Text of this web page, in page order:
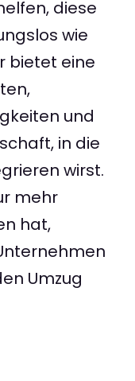
diese
wie
bietet eine
und
in die
wirst.
mehr
hat,
Umzug